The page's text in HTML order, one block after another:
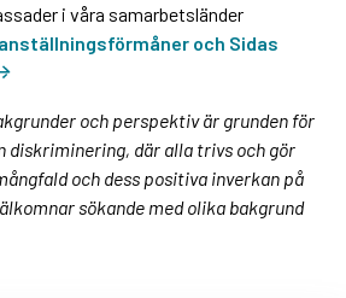
i våra samarbetsländer
anställningsförmåner och Sidas
och perspektiv är grunden för
diskriminering, där alla trivs och gör
och dess positiva inverkan på
sökande med olika bakgrund